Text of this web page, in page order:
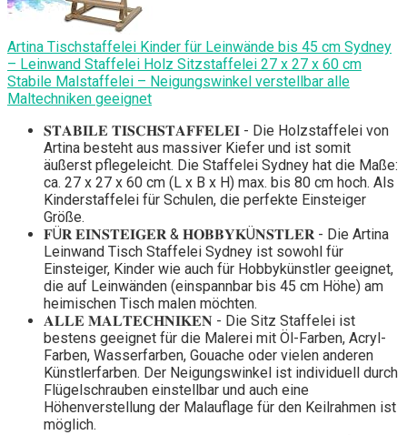
Artina Tischstaffelei Kinder für Leinwände bis 45 cm Sydney
– Leinwand Staffelei Holz Sitzstaffelei 27 x 27 x 60 cm
Stabile Malstaffelei – Neigungswinkel verstellbar alle
Maltechniken geeignet
𝐒𝐓𝐀𝐁𝐈𝐋𝐄 𝐓𝐈𝐒𝐂𝐇𝐒𝐓𝐀𝐅𝐅𝐄𝐋𝐄𝐈 - Die Holzstaffelei von
Artina besteht aus massiver Kiefer und ist somit
äußerst pflegeleicht. Die Staffelei Sydney hat die Maße:
ca. 27 x 27 x 60 cm (L x B x H) max. bis 80 cm hoch. Als
Kinderstaffelei für Schulen, die perfekte Einsteiger
Größe.
𝐅Ü𝐑 𝐄𝐈𝐍𝐒𝐓𝐄𝐈𝐆𝐄𝐑 & 𝐇𝐎𝐁𝐁𝐘𝐊Ü𝐍𝐒𝐓𝐋𝐄𝐑 - Die Artina
Leinwand Tisch Staffelei Sydney ist sowohl für
Einsteiger, Kinder wie auch für Hobbykünstler geeignet,
die auf Leinwänden (einspannbar bis 45 cm Höhe) am
heimischen Tisch malen möchten.
𝐀𝐋𝐋𝐄 𝐌𝐀𝐋𝐓𝐄𝐂𝐇𝐍𝐈𝐊𝐄𝐍 - Die Sitz Staffelei ist
bestens geeignet für die Malerei mit Öl-Farben, Acryl-
Farben, Wasserfarben, Gouache oder vielen anderen
Künstlerfarben. Der Neigungswinkel ist individuell durch
Flügelschrauben einstellbar und auch eine
Höhenverstellung der Malauflage für den Keilrahmen ist
möglich.